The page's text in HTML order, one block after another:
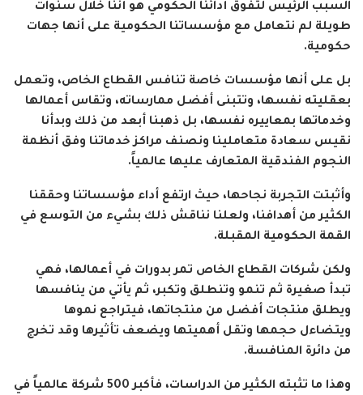
السبب الرئيس لتفوق أدائنا الحكومي هو أننا خلال سنوات
طويلة لم نتعامل مع مؤسساتنا الحكومية على أنها جهات
حكومية.
بل على أنها مؤسسات خاصة تنافس القطاع الخاص، وتعمل
بعقليته نفسها، وتتبنى أفضل ممارساته، وتقاس أعمالها
وخدماتها بمعاييره نفسها، بل ذهبنا أبعد من ذلك وبدأنا
نقيس سعادة متعاملينا ونصنف مراكز خدماتنا وفق أنظمة
النجوم الفندقية المتعارف عليها عالمياً.
وأثبتت التجربة نجاحها، حيث ارتفع أداء مؤسساتنا وحققنا
الكثير من أهدافنا، ولعلنا نناقش ذلك بشيء من التوسع في
القمة الحكومية المقبلة.
ولكن شركات القطاع الخاص تمر بدورات في أعمالها، فهي
تبدأ صغيرة ثم تنمو وتنطلق وتكبر، ثم يأتي من ينافسها
ويطلق منتجات أفضل من منتجاتها، فيتراجع نموها
ويتضاءل حجمها وتقل أهميتها ويضعف تأثيرها وقد تخرج
من دائرة المنافسة.
وهذا ما تثبته الكثير من الدراسات، فأكبر 500 شركة عالمياً في